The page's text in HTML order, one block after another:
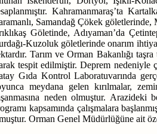
Kahramanmaraş’ta
Samandağ Çökek
Göletinde, Adıyaman’da
Kuzoluk göletlerinde onarım
Tarım ve Orman Bakanlığı
tespit edilmiştir. Deprem nedeniyle
Gıda Kontrol Laboratuvarında
meydana gelen kırılmalar,
neden olmuştur. Arazideki
kapsamında çalışmalara
Orman Genel Müdürlüğüne ait